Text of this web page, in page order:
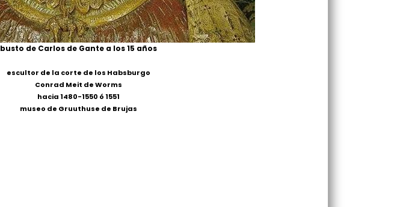
busto de Carlos de Gante a los 15 años
escultor de la corte de los Habsburgo
Conrad Meit de Worms
hacia 1480-1550 ó 1551
museo de Gruuthuse de Brujas